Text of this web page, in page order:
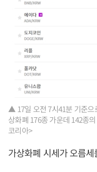
▲ 17일 오전 7시41분 기준으
상화폐 176종 가운데 142종
코리아>
가상화폐 시세가 오름